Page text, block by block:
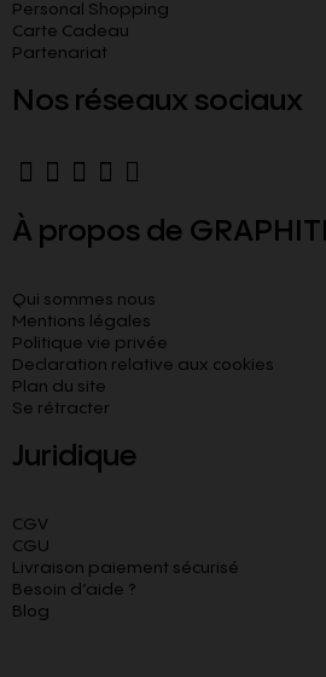
Personal Shopping
Carte Cadeau
Partenariat
Nos réseaux sociaux
À propos de GRAPHITI
Qui sommes nous
Mentions légales
Politique vie privée
Declaration relative aux cookies​
Plan du site
Se rétracter
Juridique
CGV
CGU
Livraison paiement sécurisé
Besoin d’aide ?
Blog